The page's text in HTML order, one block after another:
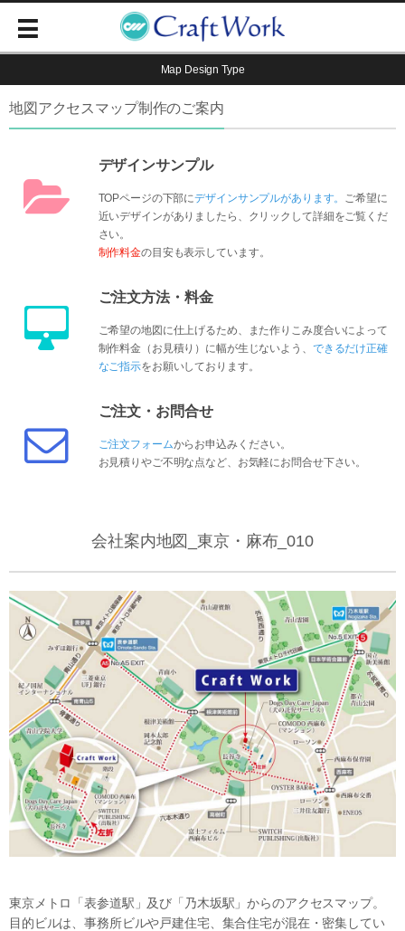
Map Design Type
地図アクセスマップ制作のご案内
デザインサンプル
TOPページの下部にデザインサンプルがあります。 ご希望に
近いデザインがありましたら、クリックして詳細をご覧くだ
さい。
制作料金の目安も表示しています。
ご注文方法・料金
ご希望の地図に仕上げるため、また作りこみ度合いによって
制作料金（お見積り）に幅が生じないよう、 できるだけ正確
なご指示をお願いしております。
ご注文・お問合せ
ご注文フォームからお申込みください。
お見積りやご不明な点など、お気軽にお問合せ下さい。
会社案内地図_東京・麻布_010
東京メトロ「表参道駅」及び「乃木坂駅」からのアクセスマップ。
目的ビルは、事務所ビルや戸建住宅、集合住宅が混在・密集してい